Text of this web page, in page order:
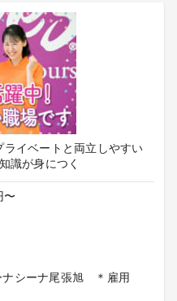
イベートと両立しやすい
識が身につく
〜
ナシーナ尾張旭 ＊雇用